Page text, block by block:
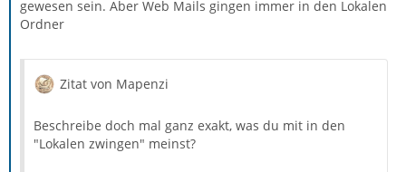
gewesen sein. Aber Web Mails gingen immer in den Lokalen
Ordner
Zitat von Mapenzi
Beschreibe doch mal ganz exakt, was du mit in den
"Lokalen zwingen" meinst?